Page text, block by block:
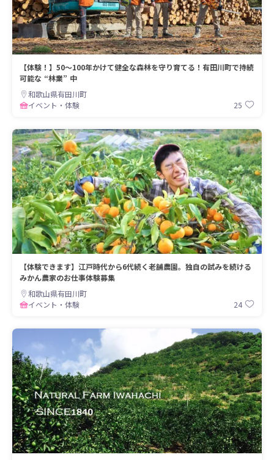
【体験！】50〜100年かけて健全な森林を守り育てる！有田川町で持続
可能な “林業” 中
和歌山県有田川町
イベント・体験
25
【体験できます】江戸時代から6代続く老舗農園。独自の試みを続ける
みかん農家のお仕事体験募集
和歌山県有田川町
イベント・体験
24